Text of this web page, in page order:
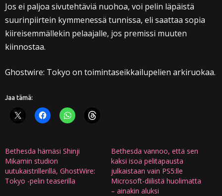
Jos ei paljoa sivutehtäviä nuohoa, voi pelin läpäistä
suurinpiirtein kymmenessä tunnissa, eli saattaa sopia
kiireisemmällekin pelaajalle, jos premissi muuten
kiinnostaa.
Ghostwire: Tokyo on toimintaseikkailupelien arkiruokaa.
Jaa tämä:
Bethesda härnäsi Shinji
Mikamin studion
uutukaistrillerillä, GhostWire:
Tokyo -pelin teaserilla
Bethesda vannoo, että sen
kaksi isoa pelitapausta
julkaistaan vain PS5:lle
Microsoft-diilistä huolimatta
– ainakin aluksi